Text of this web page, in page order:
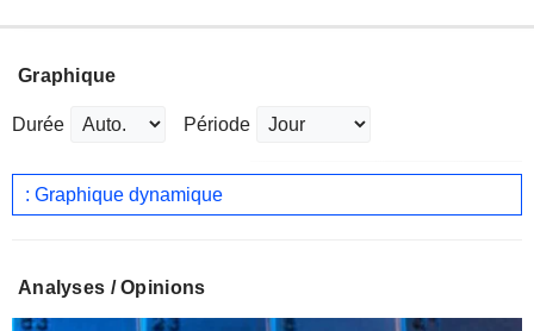
Graphique
Durée Période
: Graphique dynamique
Analyses / Opinions